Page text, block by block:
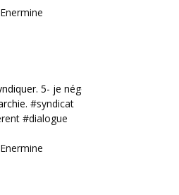
5- je négocie
#syndicat
#dialogue